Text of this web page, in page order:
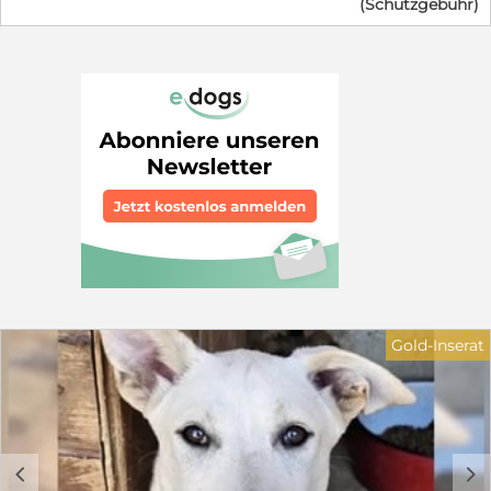
Minute hochträchtig gerettet wurde. Ein wenig Zeit
haben wir noch, doch wir können nicht für immer
neugierig und verspielt und kuscheln am liebsten
stundenlang. Da wir langsam groß und selbstständig
werden, packen wir bald unsere Köfferchen. Wir suchen
Menschen, die uns die Welt zeigen, uns das Hunde-
Einmaleins beibringen und uns nie wieder hergeben.
Auch unsere wundervolle Mama sucht ein eigenes
Zuhause (wird später separat vorgestellt). in dem sie
nach der anstrengenden Welpenzeit endlich die
Prinzessin sein darf. Bei unserem Auszug sind wir
natürlich geimpft, gechipt und mehrfach entwurmt.
hast und ein gutes Zuhause bieten kannst, melde dich
schnell bei unseren Pflegeeltern. Wir freuen uns auf
dich! Wer schenkt einem der bezaubernden
Hundekinder ein liebevolles Zuhause für immer? Ein
Garten sollte vorhanden sein. Gerne ländlich oder am
grünen Stadtrand oder in einem grünen Viertel. Einen
kuscheligen Sofaplatz würden sie auch nicht verachten.
(Schutzgebühr)
c d
Gold-Inserat